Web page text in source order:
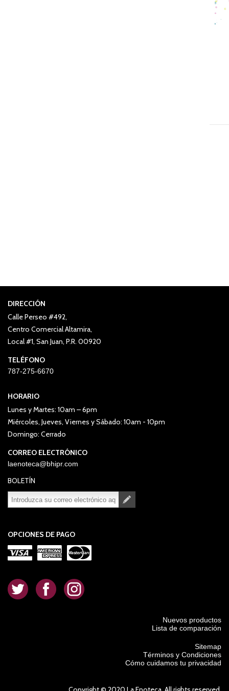
DIRECCIÓN
Calle Perseo #492,
Centro Comercial Altamira,
Local #1, San Juan, P.R. 00920
TELÉFONO
787-275-6670
HORARIO
Lunes y Martes: 10am – 6pm
Miércoles, Jueves, Viernes y Sábado: 10am - 10pm
Domingo: Cerrado
CORREO ELECTRÓNICO
laenoteca@bhipr.com
BOLETÍN
OPCIONES DE PAGO
. . .
Nuevos productos
Lista de comparación
Sitemap
Términos y Condiciones
Cómo cuidamos tu privacidad